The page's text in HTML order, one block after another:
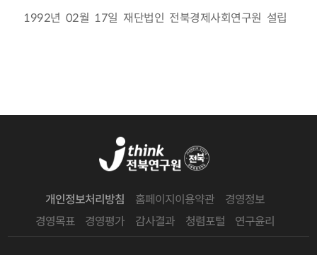
1992년 02월 17일 재단법인 전북경제사회연구원 설립
개인정보처리방침 홈페이지이용약관
경영정보
경영목표
경영평가 감사결과 청렴포털 연구윤리